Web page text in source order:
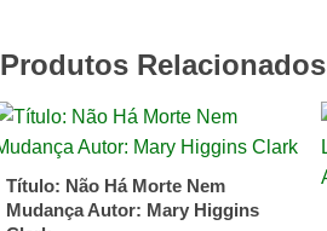
Produtos Relacionados
Título: Não Há Morte Nem
Mudança Autor: Mary Higgins